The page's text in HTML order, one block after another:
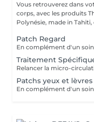
Vous retrouverez dans
corps, avec les produits
Polynésie, made in Tahiti,
Patch Regard
Traitement
Patchs yeux et lèvres